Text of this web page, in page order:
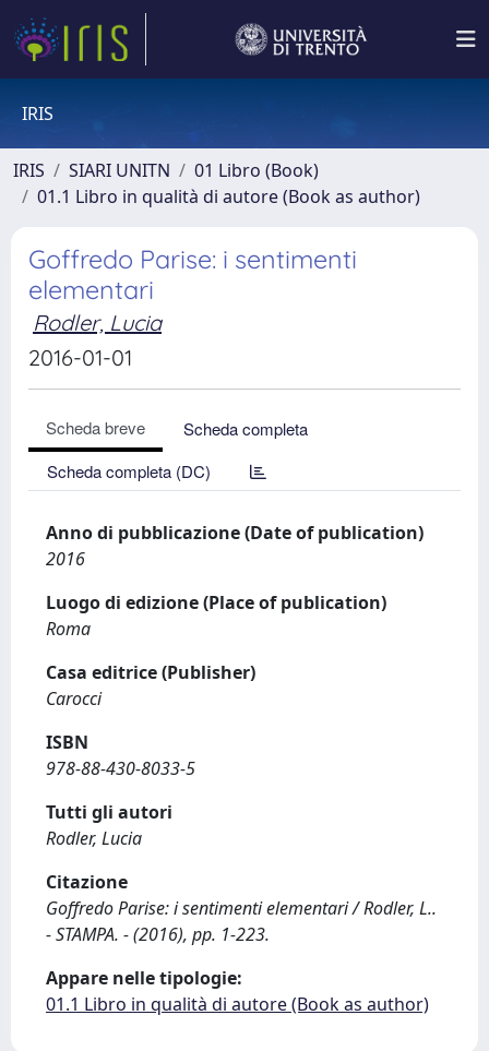
IRIS
IRIS SIARI UNITN
01 Libro (Book)
01.1 Libro in qualità di autore (Book as author)
Goffredo Parise: i sentimenti
elementari
Rodler, Lucia
2016-01-01
Scheda breve
Scheda completa
Scheda completa (DC)
Anno di pubblicazione (Date of publication)
2016
Luogo di edizione (Place of publication)
Roma
Casa editrice (Publisher)
Carocci
ISBN
978-88-430-8033-5
Tutti gli autori
Rodler, Lucia
Citazione
Goffredo Parise: i sentimenti elementari / Rodler, L..
- STAMPA. - (2016), pp. 1-223.
Appare nelle tipologie:
01.1 Libro in qualità di autore (Book as author)